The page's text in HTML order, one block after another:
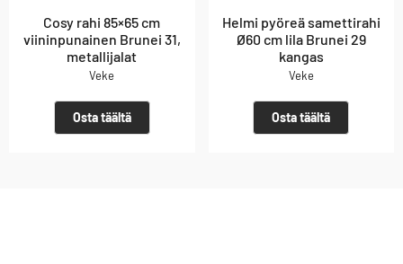
Cosy rahi 85×65 cm
viininpunainen Brunei 31,
metallijalat
Veke
Osta täältä
Helmi pyöreä samettirahi
Ø60 cm lila Brunei 29
kangas
Veke
Osta täältä